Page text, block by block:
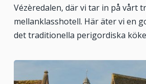
Vézèredalen, där vi tar in på vårt
mellanklasshotell. Här äter vi en
det traditionella perigordiska